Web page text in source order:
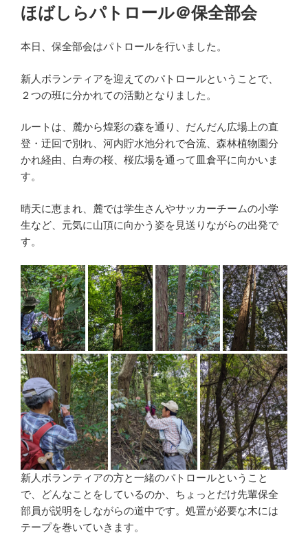
稿
日:
ほばしらパトロール＠保全部会
本日、保全部会はパトロールを行いました。
新人ボランティアを迎えてのパトロールということで、
２つの班に分かれての活動となりました。
ルートは、麓から煌彩の森を通り、だんだん広場上の直
登・迂回で別れ、河内貯水池分れで合流、森林植物園分
かれ経由、白寿の桜、桜広場を通って皿倉平に向かいま
す。
晴天に恵まれ、麓では学生さんやサッカーチームの小学
生など、元気に山頂に向かう姿を見送りながらの出発で
す。
新人ボランティアの方と一緒のパトロールということ
で、どんなことをしているのか、ちょっとだけ先輩保全
部員が説明をしながらの道中です。処置が必要な木には
テープを巻いていきます。